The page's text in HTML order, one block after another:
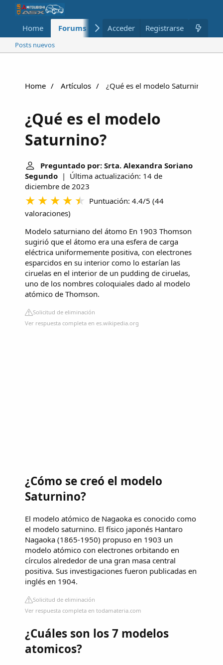
Home Forums Nuevo Miembros
Acceder Registrarse
Posts nuevos
Home Artículos ¿Qué es el modelo Saturnino?
¿Qué es el modelo
Saturnino?
Preguntado por: Srta. Alexandra Soriano
Segundo | Última actualización: 14 de
diciembre de 2023
Puntuación: 4.4/5 (44
valoraciones)
Modelo saturniano del átomo En 1903 Thomson
sugirió que el átomo era una esfera de carga
eléctrica uniformemente positiva, con electrones
esparcidos en su interior como lo estarían las
ciruelas en el interior de un pudding de ciruelas,
uno de los nombres coloquiales dado al modelo
atómico de Thomson.
Solicitud de eliminación
Ver respuesta completa en es.wikipedia.org
¿Cómo se creó el modelo
Saturnino?
El modelo atómico de Nagaoka es conocido como
el modelo saturnino. El físico japonés Hantaro
Nagaoka (1865-1950) propuso en 1903 un
modelo atómico con electrones orbitando en
círculos alrededor de una gran masa central
positiva. Sus investigaciones fueron publicadas en
inglés en 1904.
Solicitud de eliminación
Ver respuesta completa en todamateria.com
¿Cuáles son los 7 modelos
atomicos?